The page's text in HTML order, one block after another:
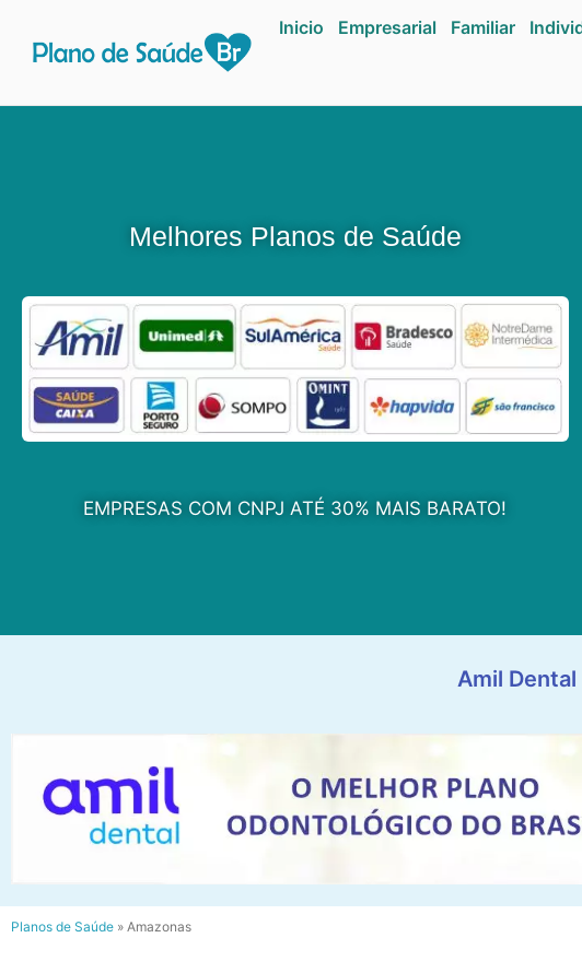
Inicio Empresarial Familiar
Melhores Planos de Saúde
EMPRESAS COM CNPJ ATÉ 30% MAIS BARATO!
Amil
Planos de Saúde » Amazonas